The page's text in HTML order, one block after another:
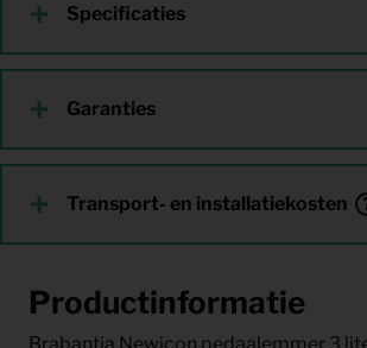
Specificaties
Garanties
Transport- en installatiekosten
Productinformatie
Brabantia Newicon pedaalemmer 3